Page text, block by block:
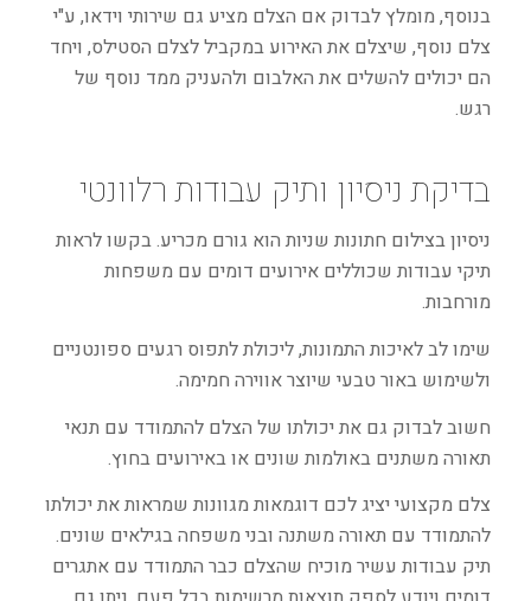
בנוסף, מומלץ לבדוק אם הצלם מציע גם שירותי וידאו, ע"י
צלם נוסף, שיצלם את האירוע במקביל לצלם הסטילס, ויחד
הם יכולים להשלים את האלבום ולהעניק ממד נוסף של
רגש.
בדיקת ניסיון ותיק עבודות רלוונטי
ניסיון בצילום חתונות שניות הוא גורם מכריע. בקשו לראות
תיקי עבודות שכוללים אירועים דומים עם משפחות
מורחבות.
שימו לב לאיכות התמונות, ליכולת לתפוס רגעים ספונטניים
ולשימוש באור טבעי שיוצר אווירה חמימה.
חשוב לבדוק גם את יכולתו של הצלם להתמודד עם תנאי
תאורה משתנים באולמות שונים או באירועים בחוץ.
צלם מקצועי יציג לכם דוגמאות מגוונות שמראות את יכולתו
להתמודד עם תאורה משתנה ובני משפחה בגילאים שונים.
תיק עבודות עשיר מוכיח שהצלם כבר התמודד עם אתגרים